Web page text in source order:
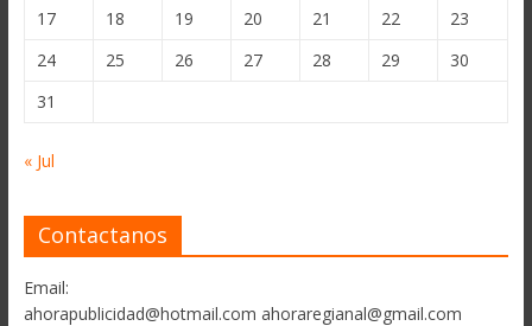
17
18 19 20 21 22
23
24
25 26 27 28 29
30
31
« Jul
Contactanos
Email:
ahorapublicidad@hotmail.com ahoraregianal@gmail.com